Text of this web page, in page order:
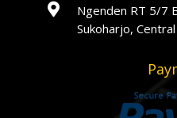

Ngenden RT 5/7
Sukoharjo,